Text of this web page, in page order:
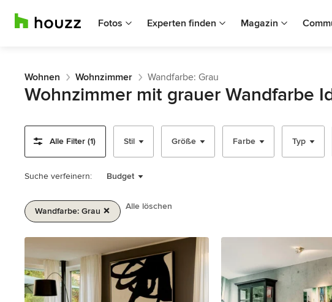
Fotos Experten finden Magazin
Wohnen Wohnzimmer Wandfarbe: Grau
Wohnzimmer mit grauer Wandfarbe
Alle Filter (1) Stil Größe Farbe Typ
Suche verfeinern: Budget
Wandfarbe: Grau Alle löschen
von